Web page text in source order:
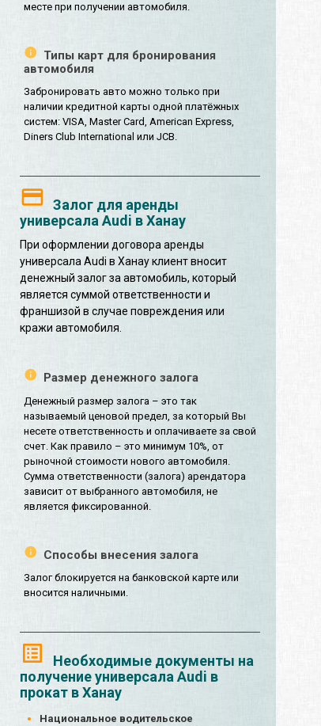
месте при получении автомобиля.
Типы карт для бронирования
автомобиля
Забронировать авто можно только при
наличии кредитной карты одной платёжных
систем: VISA, Master Card, American Express,
Diners Club International или JCB.
Залог для аренды
универсала Audi в Ханау
При оформлении договора аренды
универсала Audi в Ханау клиент вносит
денежный залог за автомобиль, который
является суммой ответственности и
франшизой в случае повреждения или
кражи автомобиля.
Размер денежного залога
Денежный размер залога – это так
называемый ценовой предел, за который Вы
несете ответственность и оплачиваете за свой
счет. Как правило – это минимум 10%, от
рыночной стоимости нового автомобиля.
Сумма ответственности (залога) арендатора
зависит от выбранного автомобиля, не
является фиксированной.
Способы внесения залога
Залог блокируется на банковской карте или
вносится наличными.
Необходимые документы на
получение универсала Audi в
прокат в Ханау
Национальное водительское